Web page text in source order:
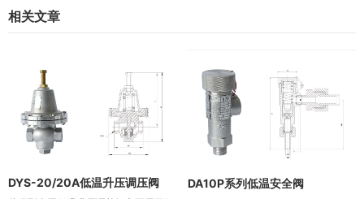
相关文章
DYS-20/20A低温升压调压阀 DA10P系列低温安全阀